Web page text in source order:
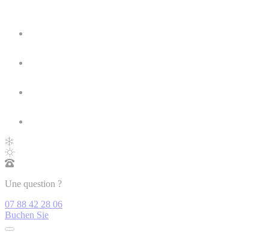
Une question ?
07 88 42 28 06
Buchen Sie